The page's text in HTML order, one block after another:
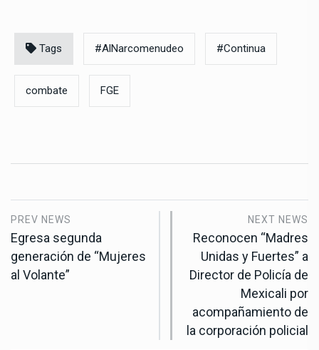
Tags #AlNarcomenudeo #Continua
combate FGE
PREV NEWS
Egresa segunda
generación de “Mujeres
al Volante”
NEXT NEWS
Reconocen “Madres
Unidas y Fuertes” a
Director de Policía de
Mexicali por
acompañamiento de
la corporación policial